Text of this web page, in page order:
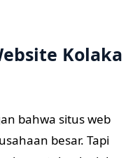
Kolaka
bahwa situs web
besar. Tapi